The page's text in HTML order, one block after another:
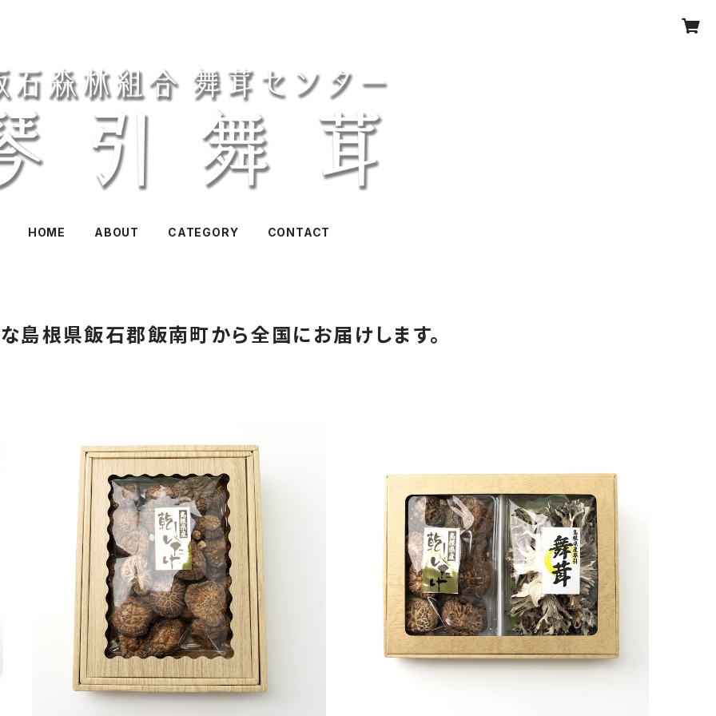
HOME ABOUT CATEGORY CONTACT
島根県飯石郡飯南町から全国にお届けします。